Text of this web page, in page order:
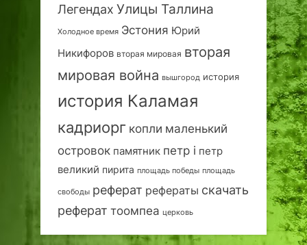
Легендах Улицы Таллина
Холодное время Эстония Юрий
Никифоров вторая мировая вторая
мировая война вышгород история
история Каламая
кадриорг копли маленький
островок памятник петр i петр
великий пирита площадь победы площадь
свободы реферат рефераты скачать
реферат тоомпеа церковь